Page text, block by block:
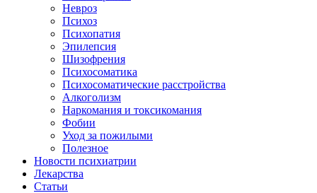
Невроз
Психоз
Психопатия
Эпилепсия
Шизофрения
Психосоматика
Психосоматические расстройства
Алкоголизм
Наркомания и токсикомания
Фобии
Уход за пожилыми
Полезное
Новости психиатрии
Лекарства
Статьи